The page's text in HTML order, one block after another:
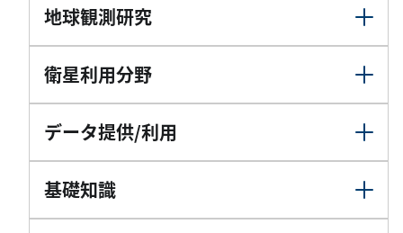
地球観測研究
衛星利用分野
データ提供/利用
基礎知識